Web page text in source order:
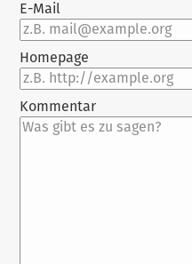
E-Mail
Homepage
Kommentar